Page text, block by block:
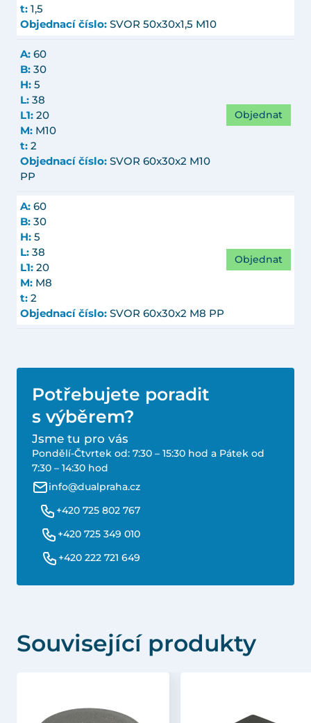
t: 1,5
Objednací číslo: SVOR 50x30x1,5 M10
A: 60
B: 30
H: 5
L: 38
L1: 20
M: M10
t: 2
Objednací číslo: SVOR 60x30x2 M10
PP
Objednat
A: 60
B: 30
H: 5
L: 38
L1: 20
M: M8
t: 2
Objednací číslo: SVOR 60x30x2 M8 PP
Objednat
Potřebujete poradit
s výběrem?
Jsme tu pro vás
Pondělí-Čtvrtek od: 7:30 – 15:30 hod a Pátek od
7:30 – 14:30 hod
info@dualpraha.cz
+420 725 802 767
+420 725 349 010
+420 222 721 649
Související produkty